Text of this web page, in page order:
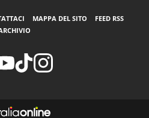
MAPPA DEL SITO
FEED RSS